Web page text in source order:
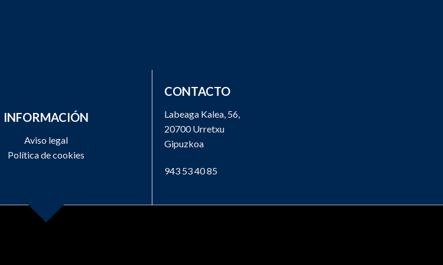
INFORMACIÓN
Aviso legal
Política de cookies
CONTACTO
Labeaga Kalea, 56,
20700 Urretxu
Gipuzkoa
943 53 40 85